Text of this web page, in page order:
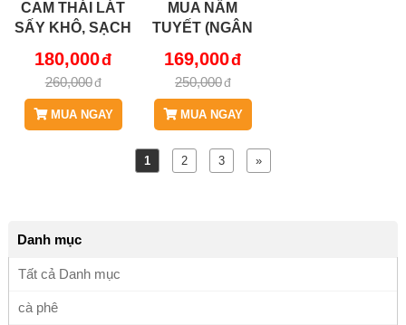
CAM THÁI LÁT
SẤY KHÔ, SẠCH
KHANG THƠM
NGON
180,000
260,000
MUA NGAY
MUA NẤM
TUYẾT (NGÂN
AN KHANG
BÔNG TO –
DƯỠNG NHAN,
NẤU CHÈ
169,000
250,000
MUA NGAY
1 2 3 »
Danh mục
Tất cả Danh mục
cà phê